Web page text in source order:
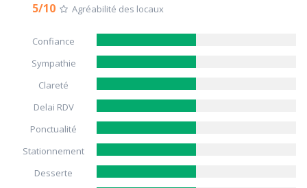
5/10 Agréabilité des locaux
Confiance
Sympathie
Clareté
Delai RDV
Ponctualité
Stationnement
Desserte